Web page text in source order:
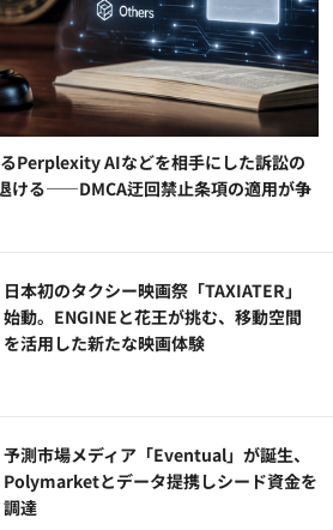
Perplexity AIなどを相手にした訴訟の
ける——DMCA迂回禁止条項の適用が争
日本初のタクシー映画祭「TAXIATER」
始動。ENGINEと花王が挑む、移動空間
を活用した新たな映画体験
予測市場メディア「Eventual」が誕生、
Polymarketとデータ提携しシード資金を
調達